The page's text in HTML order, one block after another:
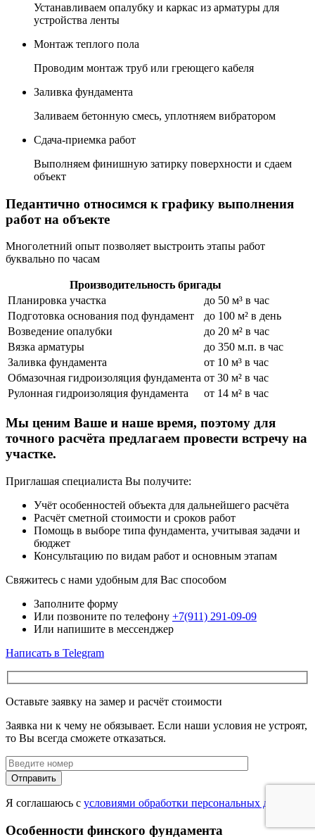
Устанавливаем опалубку и каркас из арматуры для
устройства ленты
Монтаж теплого пола
Проводим монтаж труб или греющего кабеля
Заливка фундамента
Заливаем бетонную смесь, уплотняем вибратором
Сдача-приемка работ
Выполняем финишную затирку поверхности и сдаем
объект
Педантично относимся к графику выполнения
работ на объекте
Многолетний опыт позволяет выстроить этапы работ
буквально по часам
Производительность бригады
Планировка участка
до 50 м³ в час
Подготовка основания под фундамент
до 100 м² в день
Возведение опалубки
до 20 м² в час
Вязка арматуры
до 350 м.п. в час
Заливка фундамента
от 10 м³ в час
Обмазочная гидроизоляция фундамента от 30 м² в час
Рулонная гидроизоляция фундамента
от 14 м² в час
Мы ценим Ваше и наше время, поэтому для
точного расчёта предлагаем провести встречу на
участке.
Приглашая специалиста Вы получите:
Учёт особенностей объекта для дальнейшего расчёта
Расчёт сметной стоимости и сроков работ
Помощь в выборе типа фундамента, учитывая задачи и
бюджет
Консультацию по видам работ и основным этапам
Свяжитесь с нами удобным для Вас способом
Заполните форму
Или позвоните по телефону +7(911) 291-09-09
Или напишите в мессенджер
Написать в Telegram
Оставьте заявку на замер и расчёт стоимости
Заявка ни к чему не обязывает. Если наши условия не устроят,
то Вы всегда сможете отказаться.
Отправить
Я соглашаюсь с условиями обработки персональных данных
Особенности финского фундамента